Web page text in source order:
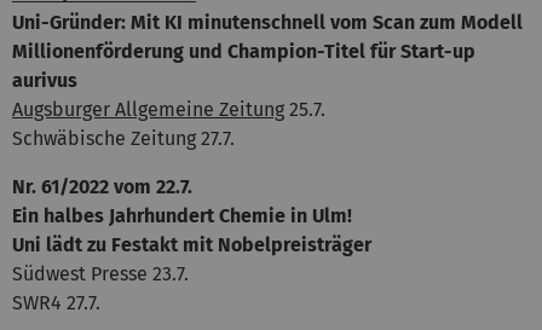
Uni-Gründer: Mit KI minutenschnell vom Scan zum Modell
Millionenförderung und Champion-Titel für Start-up
aurivus
Augsburger Allgemeine Zeitung 25.7.
Schwäbische Zeitung 27.7.
Nr. 61/2022 vom 22.7.
Ein halbes Jahrhundert Chemie in Ulm!
Uni lädt zu Festakt mit Nobelpreisträger
Südwest Presse 23.7.
SWR4 27.7.